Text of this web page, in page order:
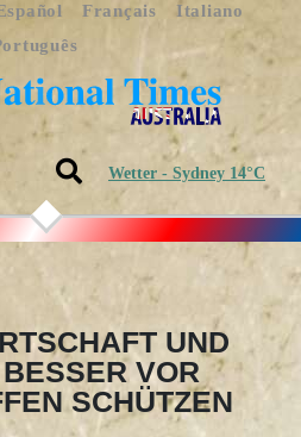
Français
Italiano
Wetter - Sydney 14°C
UND
VOR
SCHÜTZEN